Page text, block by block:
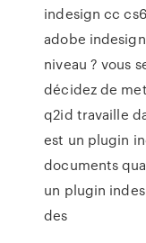
indesign cc
adobe
niveau ? vous
décidez de
q2id travaille
est un plugin
documents
un plugin
des